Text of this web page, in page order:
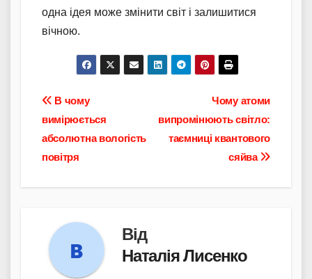
одна ідея може змінити світ і залишитися
вічною.
Навігація
записів
Чому атоми
випромінюють світло:
таємниці квантового
сяйва
В чому
вимірюється
абсолютна вологість
повітря
Від
Наталія Лисенко